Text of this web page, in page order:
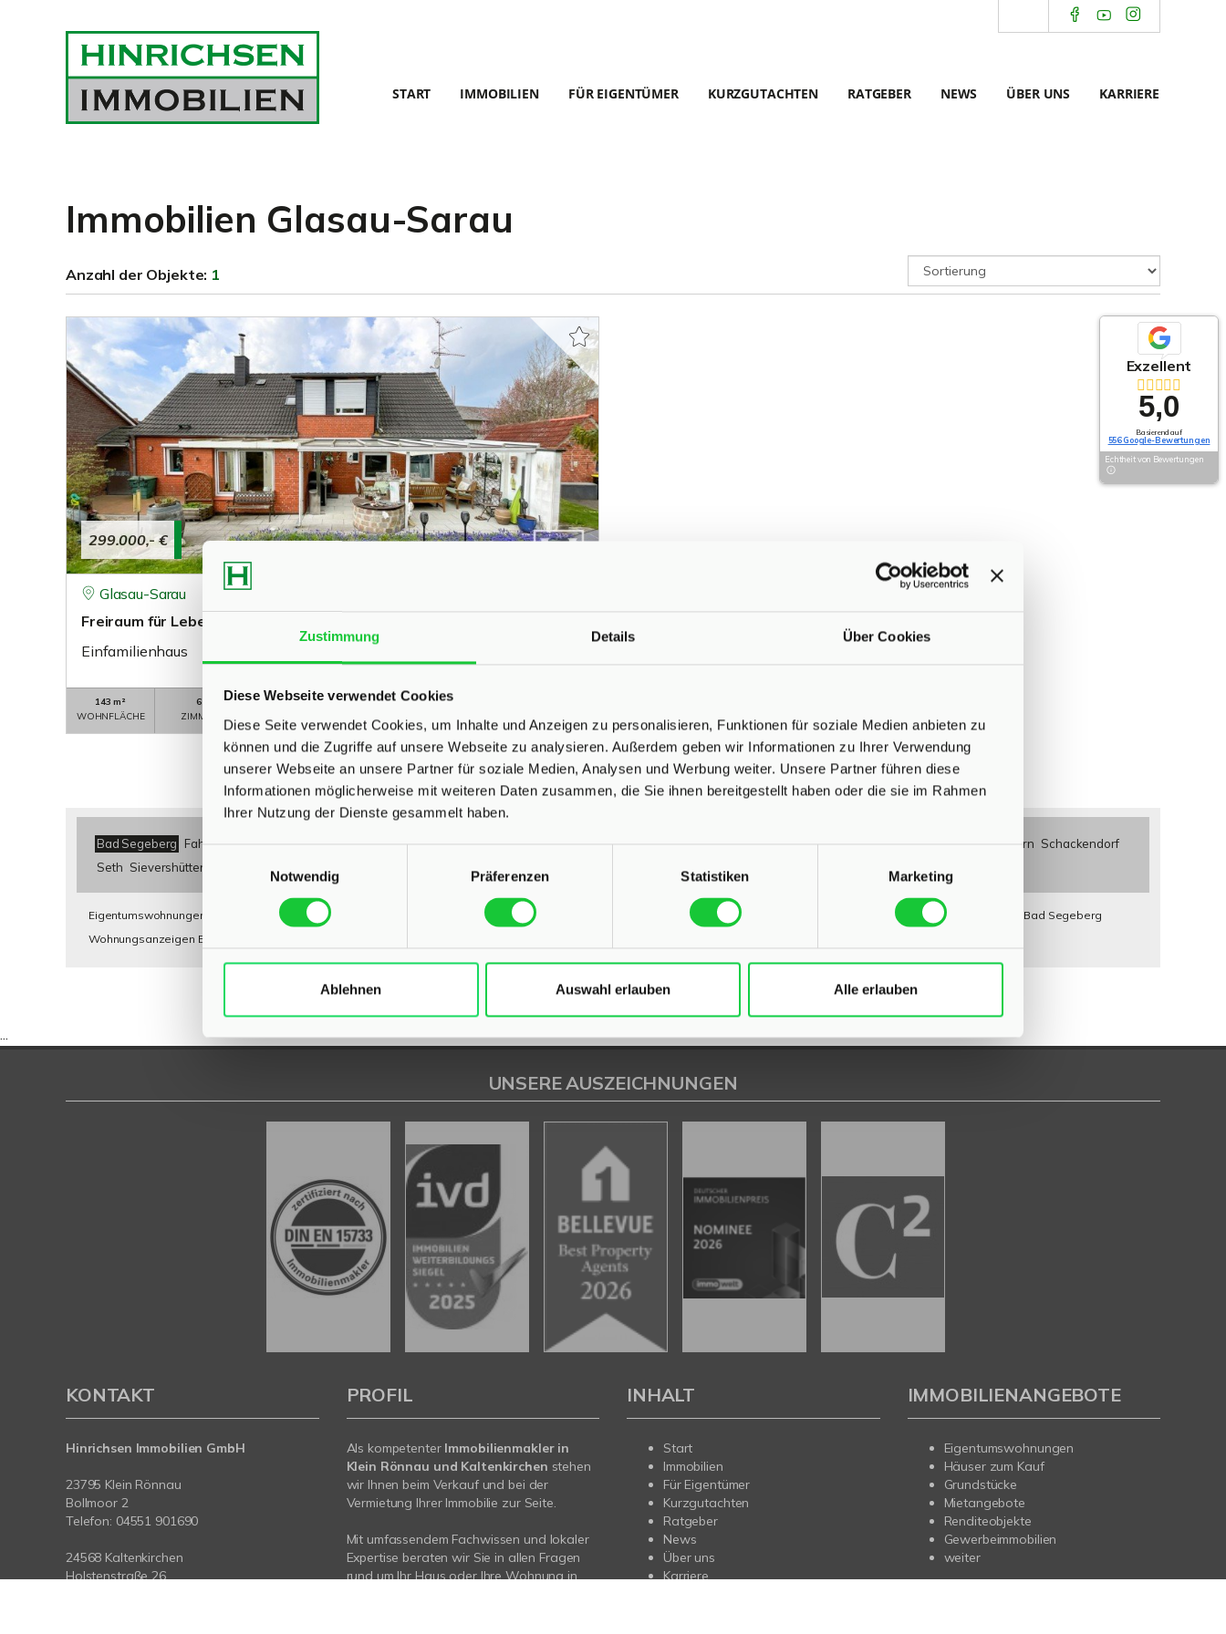
Zustimmung Details Über Cookies
Diese Webseite verwendet Cookies
Diese Seite verwendet Cookies, um Inhalte und Anzeigen zu personalisieren, Funktionen für soziale Medien anbieten zu
können und die Zugriffe auf unsere Webseite zu analysieren. Außerdem geben wir Informationen zu Ihrer Verwendung
unserer Webseite an unsere Partner für soziale Medien, Analysen und Werbung weiter. Unsere Partner führen diese
Informationen möglicherweise mit weiteren Daten zusammen, die Sie ihnen bereitgestellt haben oder die sie im Rahmen
Ihrer Nutzung der Dienste gesammelt haben.
Notwendig
Präferenzen Statistiken Marketing
Ablehnen Auswahl erlauben Alle erlauben
START IMMOBILIEN FÜR EIGENTÜMER KURZGUTACHTEN RATGEBER NEWS ÜBER UNS KARRIERE
Immobilien Glasau-Sarau
Anzahl der Objekte: 1
299.000,- €
Glasau-Sarau
Freiraum für Lebensideen
Einfamilienhaus
143 m²
WOHNFLÄCHE
6
ZIMMER
SK-2026-1700
Bad Segeberg Fahrenkrug Henstedt-Ulzburg Kaltenkirchen Nahe Quickborn Schackendorf
Seth Sievershütten
Eigentumswohnungen Bad Segeberg Eigentumswohnung Bad Segeberg Immo Bad Segeberg Wohnungen Bad Segeberg Wohnung suche Bad Segeberg
Wohnungssuche Bad Segeberg
Wohnungsanzeigen Bad Segeberg
Exzellent
5,0
Basierend auf
556 Google-Bewertungen
Echtheit von Bewertungen
...
UNSERE AUSZEICHNUNGEN
KONTAKT
Hinrichsen Immobilien GmbH
23795 Klein Rönnau
Bollmoor 2
Telefon: 04551 901690
24568 Kaltenkirchen
Holstenstraße 26
PROFIL
Als kompetenter Immobilienmakler in
Klein Rönnau und Kaltenkirchen stehen
wir Ihnen beim Verkauf und bei der
Vermietung Ihrer Immobilie zur Seite.
Mit umfassendem Fachwissen und lokaler
Expertise beraten wir Sie in allen Fragen
rund um Ihr Haus oder Ihre Wohnung in
INHALT
Start
Immobilien
Für Eigentümer
Kurzgutachten
Ratgeber
News
Über uns
Karriere
IMMOBILIENANGEBOTE
Eigentumswohnungen
Häuser zum Kauf
Grundstücke
Mietangebote
Renditeobjekte
Gewerbeimmobilien
weiter